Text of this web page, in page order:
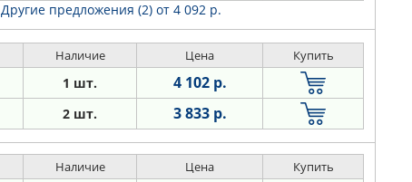
Другие предложения (2) от 4 092 р.
Наличие Цена Купить
1 шт. 4 102 р.
2 шт. 3 833 р.
Наличие Цена Купить